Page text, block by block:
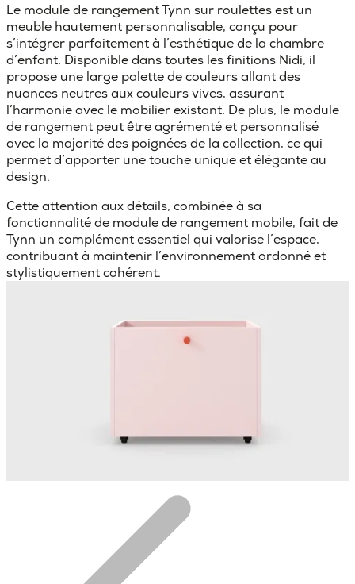
Le module de rangement Tynn sur roulettes est un
meuble hautement personnalisable, conçu pour
s’intégrer parfaitement à l’esthétique de la chambre
d’enfant. Disponible dans toutes les finitions Nidi, il
propose une large palette de couleurs allant des
nuances neutres aux couleurs vives, assurant
l’harmonie avec le mobilier existant. De plus, le module
de rangement peut être agrémenté et personnalisé
avec la majorité des poignées de la collection, ce qui
permet d’apporter une touche unique et élégante au
design.
Cette attention aux détails, combinée à sa
fonctionnalité de module de rangement mobile, fait de
Tynn un complément essentiel qui valorise l’espace,
contribuant à maintenir l’environnement ordonné et
stylistiquement cohérent.